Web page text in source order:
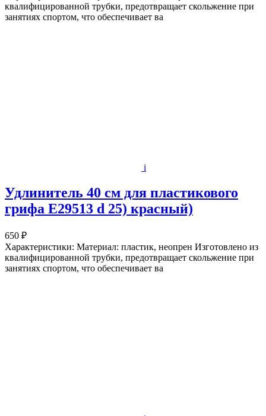
квалифицированной трубки, предотвращает скольжение при
занятиях спортом, что обеспечивает ва
i
Удлинитель 40 см для пластикового
грифа E29513 d 25) красный)
650 ₽
Характеристики: Материал: пластик, неопрен Изготовлено из
квалифицированной трубки, предотвращает скольжение при
занятиях спортом, что обеспечивает ва